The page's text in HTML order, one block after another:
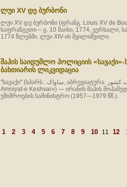
ლუი XV დე ბურბონი
ლუი XV დე ბურბონი (ფრანგ. Louis XV de
საფრანგეთი – გ. 10 მაისი, 1774, ვერსალი,
1774 წლებში. ლუი XIV-ის შვილიშვილი.
შაჰის საიდუმლო პოლიციის
ბახთიარის ლიკვიდაცია
"სავაქი" (სპარს.: ساواک, აბრევიატურა. سازمان اطلاعات و امنیت کشور — «Sazman-e Ettela'at va
Amniyat-e Keshvar») — ირანის შაჰის
უშიშროების სამინისტრო (1957—1979 წწ.).
1 2 3 4 5 6 7 8 9 10 11 12